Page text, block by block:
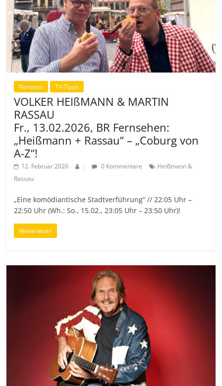
Nonsens TV-Tipps
VOLKER HEIßMANN & MARTIN
RASSAU
Fr., 13.02.2026, BR Fernsehen:
„Heißmann + Rassau“ – „Coburg von
A-Z“!
12. Februar 2026 . 0 Kommentare
Heißmann &
Rassau
„Eine komödiantische Stadtverführung“ // 22:05 Uhr –
22:50 Uhr (Wh.: So., 15.02., 23:05 Uhr – 23:50 Uhr)!
Weiterlesen